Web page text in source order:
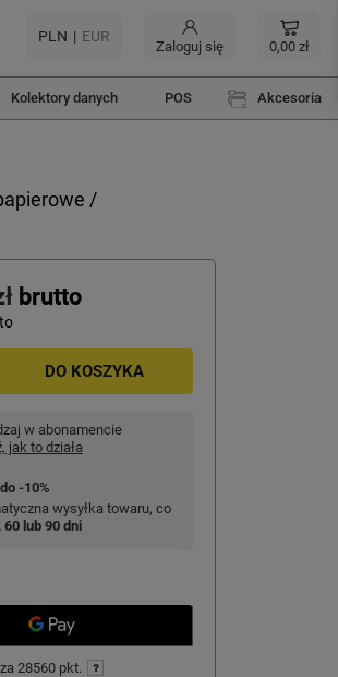
PLN EUR
Zaloguj się 0,00 zł
Kolektory danych POS Akcesoria
/
brutto
DO KOSZYKA
w abonamencie
jak to działa
do -10%
wysyłka towaru, co
60 lub 90 dni
28560 pkt.